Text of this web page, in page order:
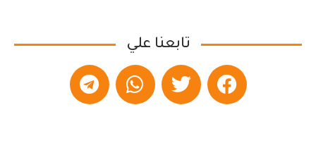
تابعنا علي